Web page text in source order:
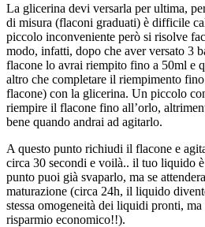
La glicerina devi versarla per ultima,
di misura (flaconi graduati) è difficile
piccolo inconveniente però si risolve
modo, infatti, dopo che aver versato 3
flacone lo avrai riempito fino a 50ml e
altro che completare il riempimento
flacone) con la glicerina. Un piccolo
riempire il flacone fino all’orlo,
bene quando andrai ad agitarlo.
A questo punto richiudi il flacone e
circa 30 secondi e voilà.. il tuo liquido
punto puoi già svaparlo, ma se
maturazione (circa 24h, il liquido
stessa omogeneità dei liquidi pronti,
risparmio economico!!).